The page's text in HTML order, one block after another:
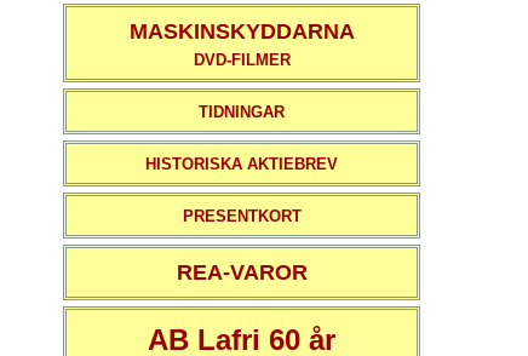
MASKINSKYDDARNA
DVD-FILMER
TIDNINGAR
HISTORISKA AKTIEBREV
PRESENTKORT
REA-VAROR
AB Lafri 60 år